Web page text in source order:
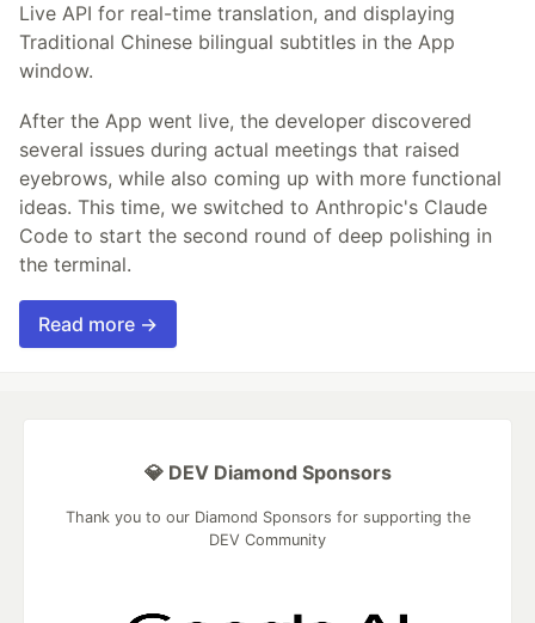
Live API for real-time translation, and displaying
Traditional Chinese bilingual subtitles in the App
window.
After the App went live, the developer discovered
several issues during actual meetings that raised
eyebrows, while also coming up with more functional
ideas. This time, we switched to Anthropic's Claude
Code to start the second round of deep polishing in
the terminal.
Read more →
💎 DEV Diamond Sponsors
Thank you to our Diamond Sponsors for supporting the
DEV Community